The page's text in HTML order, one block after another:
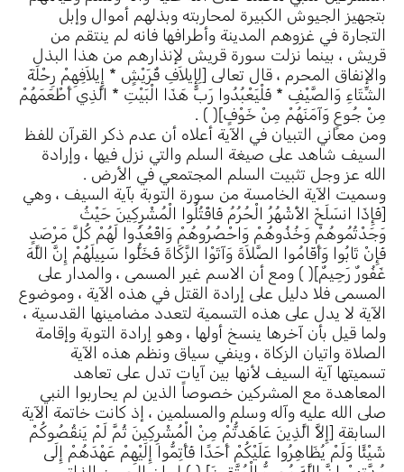
بتجهيز الجيوش الكبيرة لمحاربته وبذلهم أموال وإبل
التجارة في غزوهم المدينة وأطرافها فانه لم ينتقم من
قريش ، بينما نزلت سورة قريش لإنذارهم من هذا البذل
والإنفاق المحرم ، قال تعالى [لِإِيلاَفِ قُرَيْشٍ * إِيلاَفِهِمْ رِحْلَةَ
الشِّتَاءِ وَالصَّيْفِ * فَلْيَعْبُدُوا رَبَّ هَذَا الْبَيْتِ * الَّذِي أَطْعَمَهُمْ
مِنْ جُوعٍ وَآمَنَهُمْ مِنْ خَوْفٍ]( ) .
ومن معاني التبيان في الآية أعلاه أن عدم ذكر القرآن للفظ
السيف شاهد على صيغة السلم والتي نزل فيها ، وإرادة
الله عز وجل تثبيت السلم المجتمعي في الأرض .
وسميت الآية الخامسة من سورة التوبة بآية السيف ، وهي
[فَإِذَا انسَلَخَ الأَشْهُرُ الْحُرُمُ فَاقْتُلُوا الْمُشْرِكِينَ حَيْثُ
وَجَدْتُمُوهُمْ وَخُذُوهُمْ وَاحْصُرُوهُمْ وَاقْعُدُوا لَهُمْ كُلَّ مَرْصَدٍ
فَإِنْ تَابُوا وَأَقَامُوا الصَّلاَةَ وَآتَوْا الزَّكَاةَ فَخَلُّوا سَبِيلَهُمْ إِنَّ اللَّهَ
غَفُورٌ رَحِيمٌ]( ) ومع أن الاسم غير المسمى ، والمدار على
المسمى فلا دليل على إرادة القتل في هذه الآية ، وموضوع
الآية لا يدل على هذه التسمية لتعدد مضامينها القدسية ،
ولما قيل بأن آخرها ينسخ أولها ، وهو إرادة التوبة وإقامة
الصلاة واتيان الزكاة ، وينفي سياق ونظم هذه الآية
تسميتها آية السيف لأنها بين آيات تدل على تعاهد
المعاهدة مع المشركين خصوصاً الذين لم يحاربوا النبي
صلى الله عليه وآله وسلم والمسلمين ، إذ كانت خاتمة الآية
السابقة [إِلاَّ الَّذِينَ عَاهَدتُّمْ مِنْ الْمُشْرِكِينَ ثُمَّ لَمْ يَنقُصُوكُمْ
شَيْئًا وَلَمْ يُظَاهِرُوا عَلَيْكُمْ أَحَدًا فَأَتِمُّوا إِلَيْهِمْ عَهْدَهُمْ إِلَى